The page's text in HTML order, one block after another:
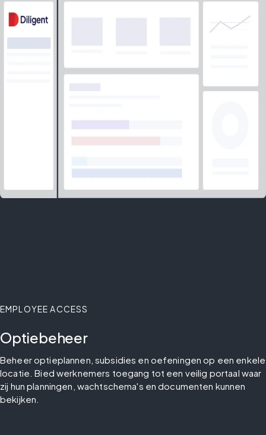
EMPLOYEE ACCESS
Optiebeheer
Beheer optieplannen, subsidies en oefeningen op een enkele
locatie. Bied werknemers toegang tot een veilig portaal waar
zij hun planningen, wachtschema's en documenten kunnen
bekijken.